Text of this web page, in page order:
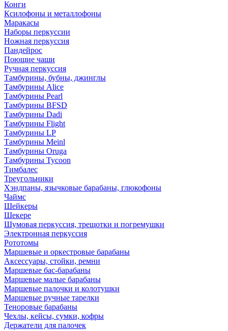
Конги
Ксилофоны и металлофоны
Маракасы
Наборы перкуссии
Ножная перкуссия
Пандейрос
Поющие чаши
Ручная перкуссия
Тамбурины, бубны, джинглы
Тамбурины Alice
Тамбурины Pearl
Тамбурины BFSD
Тамбурины Dadi
Тамбурины Flight
Тамбурины LP
Тамбурины Meinl
Тамбурины Oruga
Тамбурины Tycoon
Тимбалес
Треугольники
Хэндпаны, язычковые барабаны, глюкофоны
Чаймс
Шейкеры
Шекере
Шумовая перкуссия, трещотки и погремушки
Электронная перкуссия
Рототомы
Маршевые и оркестровые барабаны
Аксессуары, стойки, ремни
Маршевые бас-барабаны
Маршевые малые барабаны
Маршевые палочки и колотушки
Маршевые ручные тарелки
Теноровые барабаны
Чехлы, кейсы, сумки, кофры
Держатели для палочек